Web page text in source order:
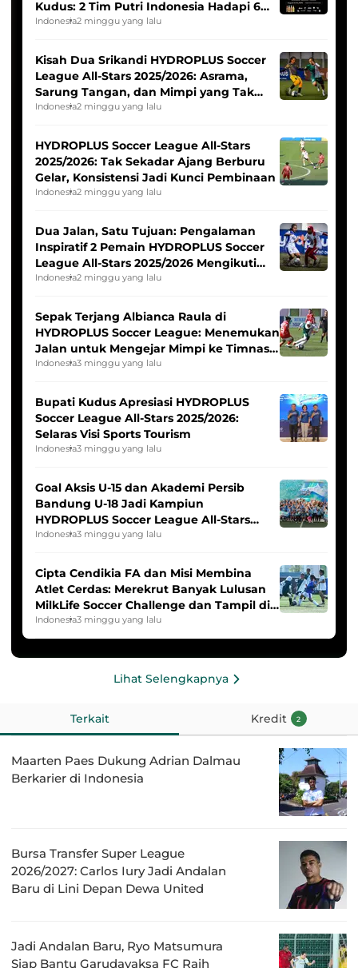
Kudus: 2 Tim Putri Indonesia Hadapi 6
Tim Asia
Indonesia2 minggu yang lalu
Kisah Dua Srikandi HYDROPLUS Soccer
League All-Stars 2025/2026: Asrama,
Sarung Tangan, dan Mimpi yang Tak
Pernah Padam
Indonesia2 minggu yang lalu
HYDROPLUS Soccer League All-Stars
2025/2026: Tak Sekadar Ajang Berburu
Gelar, Konsistensi Jadi Kunci Pembinaan
Indonesia2 minggu yang lalu
Dua Jalan, Satu Tujuan: Pengalaman
Inspiratif 2 Pemain HYDROPLUS Soccer
League All-Stars 2025/2026 Mengikuti
Seleksi Timnas Indonesia Putri
Indonesia2 minggu yang lalu
Sepak Terjang Albianca Raula di
HYDROPLUS Soccer League: Menemukan
Jalan untuk Mengejar Mimpi ke Timnas
Indonesia Putri
Indonesia3 minggu yang lalu
Bupati Kudus Apresiasi HYDROPLUS
Soccer League All-Stars 2025/2026:
Selaras Visi Sports Tourism
Indonesia3 minggu yang lalu
Goal Aksis U-15 dan Akademi Persib
Bandung U-18 Jadi Kampiun
HYDROPLUS Soccer League All-Stars
2025/2026
Indonesia3 minggu yang lalu
Cipta Cendikia FA dan Misi Membina
Atlet Cerdas: Merekrut Banyak Lulusan
MilkLife Soccer Challenge dan Tampil di
HYDROPLUS Soccer League
Indonesia3 minggu yang lalu
Lihat Selengkapnya
Terkait Kredit 2
Maarten Paes Dukung Adrian Dalmau
Berkarier di Indonesia
Bursa Transfer Super League
2026/2027: Carlos Iury Jadi Andalan
Baru di Lini Depan Dewa United
Jadi Andalan Baru, Ryo Matsumura
Siap Bantu Garudayaksa FC Raih